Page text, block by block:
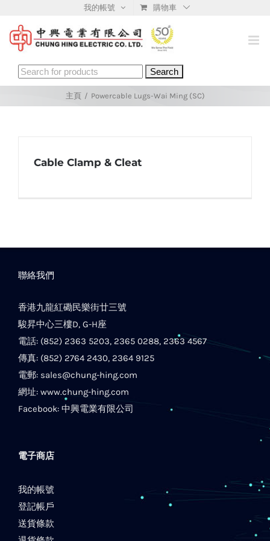
content
我的帳號 購物車
Search
for:
主頁 / Powercable Lugs-Wai Ming (SC)
Cable Clamp & Cleat
聯絡我們
香港九龍紅磡民樂街廿三號
駿昇中心三樓D, G-H座
電話: (852) 2363 5203, 2365 0288, 2363 4567
傳真: (852) 2764 2430, 2364 9125
電郵: sales@chung-hing.com
網址: www.chung-hing.com
Facebook: 中興電業有限公司
電子商店
我的帳號
登記帳戶
送貨條款